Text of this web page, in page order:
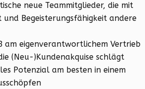
neue Teammitglieder, die mit
und Begeisterungsfähigkeit andere
am eigenverantwortlichem Vertrieb
(Neu-)Kundenakquise schlägt
Potenzial am besten in einem